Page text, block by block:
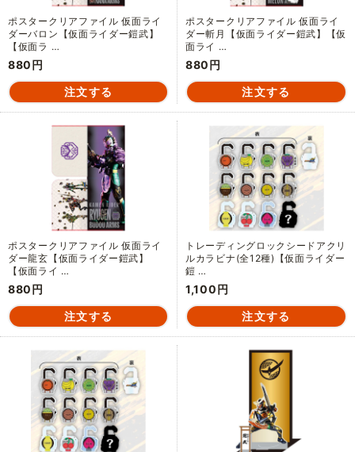
ポスタークリアファイル 仮面ライ
ダーバロン【仮面ライダー鎧武】
【仮面ラ …
880円
ポスタークリアファイル 仮面ライ
ダー斬月【仮面ライダー鎧武】【仮
面ライ …
880円
ポスタークリアファイル 仮面ライ
ダー龍玄【仮面ライダー鎧武】
【仮面ライ …
880円
トレーディングロックシードアクリ
ルカラビナ(全12種)【仮面ライダー
鎧 …
1,100円